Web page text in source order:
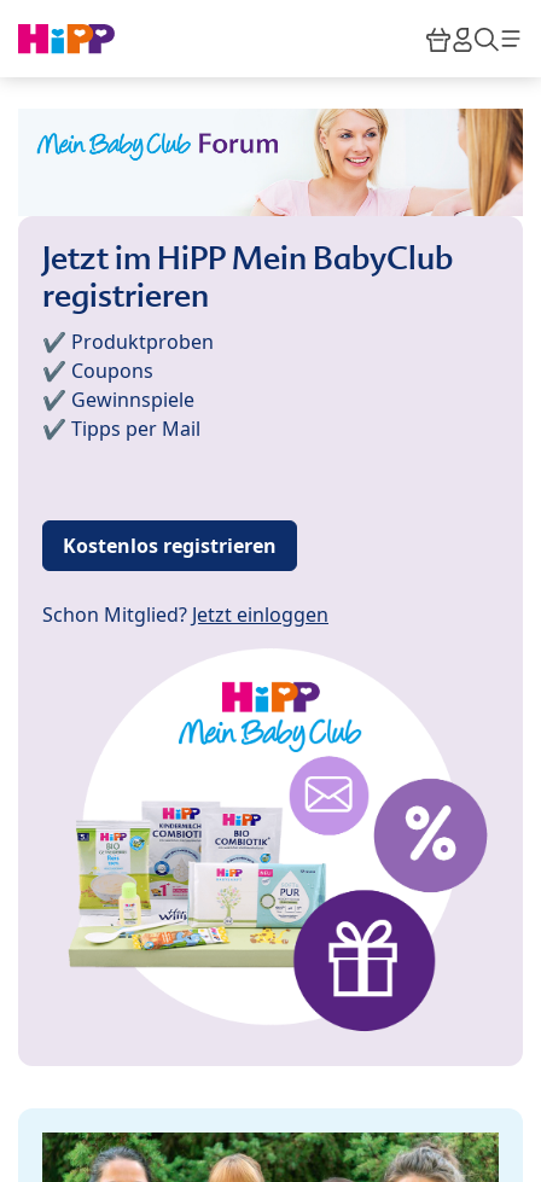
HiPP
Jetzt im HiPP Mein BabyClub
registrieren
✔️ Produktproben
✔️ Coupons
✔️ Gewinnspiele
✔️ Tipps per Mail
Kostenlos registrieren
Schon Mitglied? Jetzt einloggen